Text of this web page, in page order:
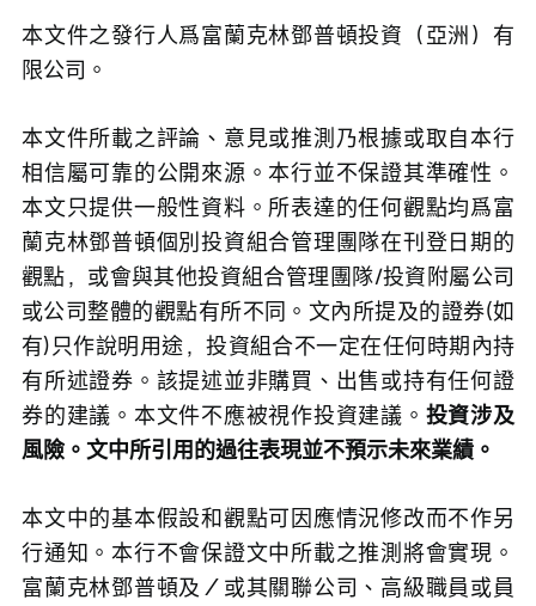
本文件之發行人爲富蘭克林鄧普頓投資（亞洲）有
限公司。
本文件所載之評論、意見或推測乃根據或取自本行
相信屬可靠的公開來源。本行並不保證其準確性。
本文只提供一般性資料。所表達的任何觀點均爲富
蘭克林鄧普頓個別投資組合管理團隊在刊登日期的
觀點，或會與其他投資組合管理團隊/投資附屬公司
或公司整體的觀點有所不同。文內所提及的證券(如
有)只作說明用途，投資組合不一定在任何時期內持
有所述證券。該提述並非購買、出售或持有任何證
券的建議。本文件不應被視作投資建議。 投資涉及
風險。文中所引用的過往表現並不預示未來業績。
本文中的基本假設和觀點可因應情況修改而不作另
行通知。本行不會保證文中所載之推測將會實現。
富蘭克林鄧普頓及／或其關聯公司、高級職員或員